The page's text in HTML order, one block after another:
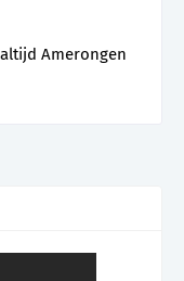
Amerongen